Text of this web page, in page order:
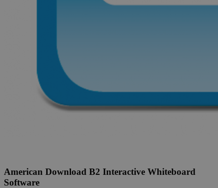
American Download B2 Interactive Whiteboard
Software